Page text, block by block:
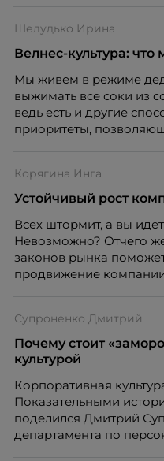
не занимаетесь
глобальная экономика
Теории менеджмента и
Г. В. Плеханова.
Шелудько Ирина
Велнес-культура: что
Мы живем в режиме
выжимать все соки из
ведь есть и другие
приоритеты,
по повышению
персонала в формате
Корягина Инга
Устойчивый рост
Всех штормит, а вы
Невозможно? Отчего
законов рынка
продвижение
технологий РЭУ им. Г.В.
Супроненко Дмитрий
Почему стоит
культурой
Корпоративная
Показательными
поделился Дмитрий
департамента по